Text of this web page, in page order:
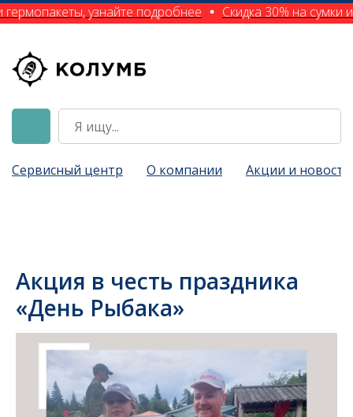
узнайте подробнее Скидка 30% на сумки
Сервисный центр О компании Акции и новости
Акция в честь праздника
«День Рыбака»